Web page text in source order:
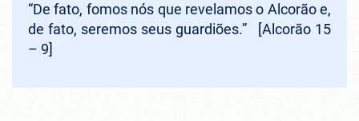
“De fato, fomos nós que revelamos o Alcorão e,
de fato, seremos seus guardiões.” [Alcorão 15
– 9]